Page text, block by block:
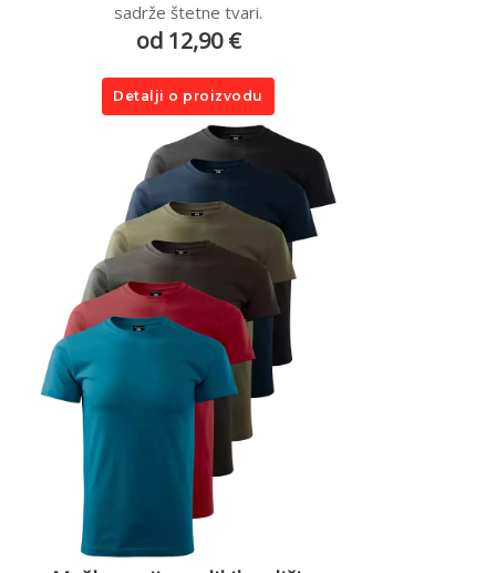
sadrže štetne tvari.
od 12,90 €
Detalji o proizvodu